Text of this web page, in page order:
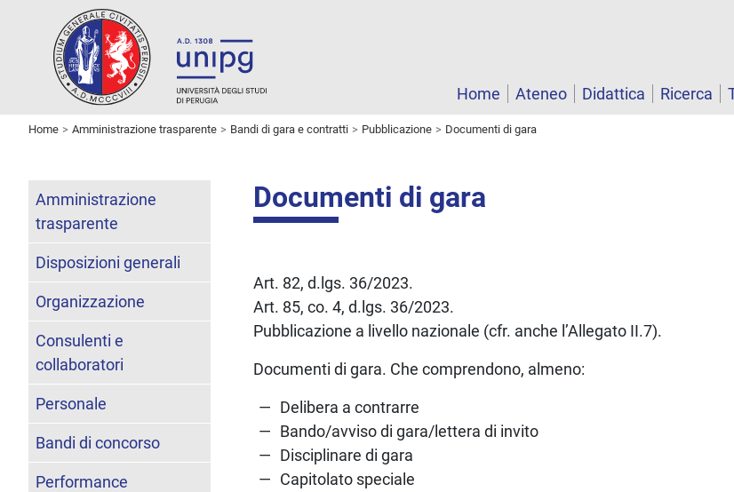
Home
Ateneo Didattica Ricerca
Home Amministrazione trasparente Bandi di gara e contratti Pubblicazione Documenti di gara
Documenti di gara
Art. 82, d.lgs. 36/2023.
Art. 85, co. 4, d.lgs. 36/2023.
Pubblicazione a livello nazionale (cfr. anche l’Allegato II.7).
Documenti di gara. Che comprendono, almeno:
Delibera a contrarre
Bando/avviso di gara/lettera di invito
Disciplinare di gara
Capitolato speciale
Amministrazione
trasparente
Disposizioni generali
Organizzazione
Consulenti e
collaboratori
Personale
Bandi di concorso
Performance